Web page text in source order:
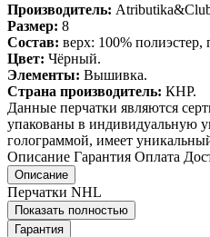
Производитель:
Размер: 8
Состав: верх: 100% полиэстер,
Цвет: Чёрный.
Элементы: Вышивка.
Страна производитель: КНР.
Данные перчатки являются
упакованы в индивидуальную
голограммой, имеет
Описание Гарантия Оплата
Описание
Перчатки NHL
Показать полностью
Гарантия